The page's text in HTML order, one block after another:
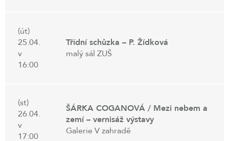
(út)
25.04.
v
16:00
Třídní schůzka – P. Žídková
malý sál ZUŠ
(st)
26.04.
v
17:00
ŠÁRKA COGANOVÁ / Mezi nebem a
zemí – vernisáž výstavy
Galerie V zahradě